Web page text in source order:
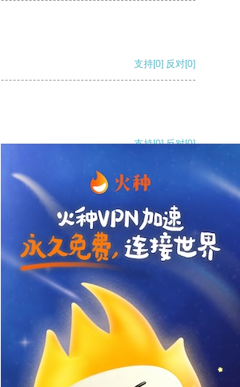
支持[0] 反对[0]
支持[0] 反对[0]
支持[0] 反对
支持
支持 反对 [0]